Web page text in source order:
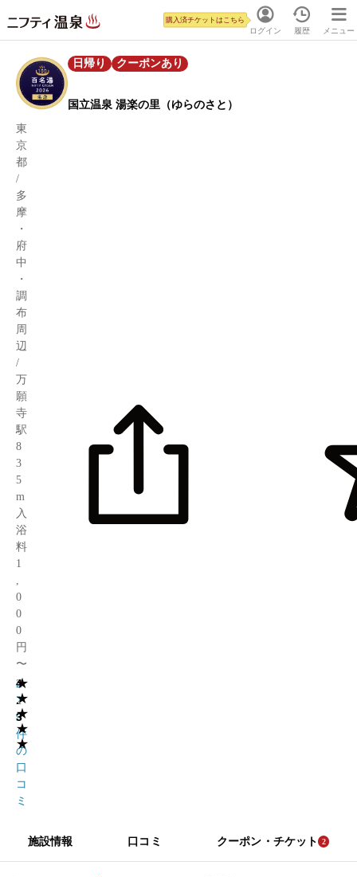
ログイン
購入済チケットはこちら
履歴 メニュー
日帰り クーポンあり
国立温泉 湯楽の里（ゆらのさと）
東
京
都
/
多
摩
・
府
中
・
調
布
周
辺
/
万
願
寺
駅
8
3
5
m
入
浴
料
1
0
0
0
円
〜
★
★
★
★
★
4
.
3
2
2
9
件
の
口
コ
ミ
施設情報 口コミ クーポン・チケット 2